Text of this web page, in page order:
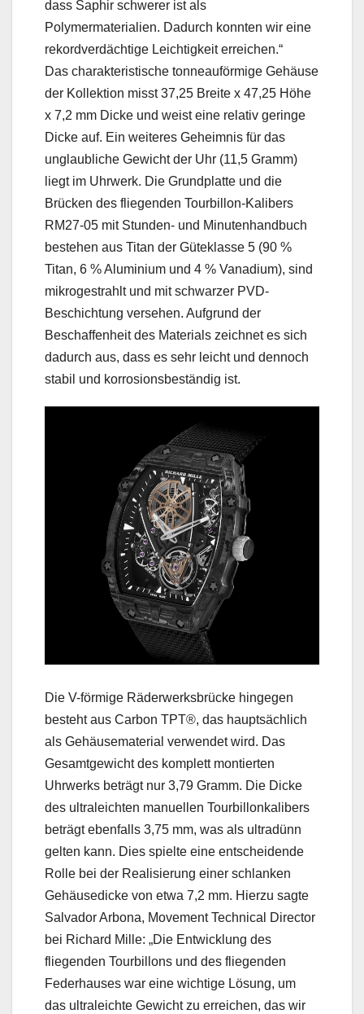
dass Saphir schwerer ist als
Polymermaterialien. Dadurch konnten wir eine
rekordverdächtige Leichtigkeit erreichen.“
Das charakteristische tonneauförmige Gehäuse
der Kollektion misst 37,25 Breite x 47,25 Höhe
x 7,2 mm Dicke und weist eine relativ geringe
Dicke auf. Ein weiteres Geheimnis für das
unglaubliche Gewicht der Uhr (11,5 Gramm)
liegt im Uhrwerk. Die Grundplatte und die
Brücken des fliegenden Tourbillon-Kalibers
RM27-05 mit Stunden- und Minutenhandbuch
bestehen aus Titan der Güteklasse 5 (90 %
Titan, 6 % Aluminium und 4 % Vanadium), sind
mikrogestrahlt und mit schwarzer PVD-
Beschichtung versehen. Aufgrund der
Beschaffenheit des Materials zeichnet es sich
dadurch aus, dass es sehr leicht und dennoch
stabil und korrosionsbeständig ist.
Die V-förmige Räderwerksbrücke hingegen
besteht aus Carbon TPT®, das hauptsächlich
als Gehäusematerial verwendet wird. Das
Gesamtgewicht des komplett montierten
Uhrwerks beträgt nur 3,79 Gramm. Die Dicke
des ultraleichten manuellen Tourbillonkalibers
beträgt ebenfalls 3,75 mm, was als ultradünn
gelten kann. Dies spielte eine entscheidende
Rolle bei der Realisierung einer schlanken
Gehäusedicke von etwa 7,2 mm. Hierzu sagte
Salvador Arbona, Movement Technical Director
bei Richard Mille: „Die Entwicklung des
fliegenden Tourbillons und des fliegenden
Federhauses war eine wichtige Lösung, um
das ultraleichte Gewicht zu erreichen, das wir